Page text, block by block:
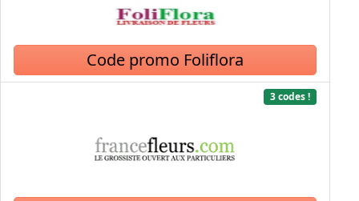
Code promo Foliflora
3 codes !